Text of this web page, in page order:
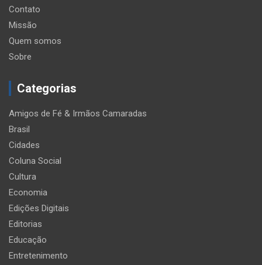
Contato
Missão
Quem somos
Sobre
Categorias
Amigos de Fé & Irmãos Camaradas
Brasil
Cidades
Coluna Social
Cultura
Economia
Edições Digitais
Editorias
Educação
Entretenimento